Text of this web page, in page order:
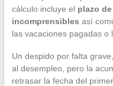
cálculo incluye el plazo
incomprensibles así
las vacaciones pagadas o
Un despido por falta
al desempleo, pero la
retrasar la fecha del